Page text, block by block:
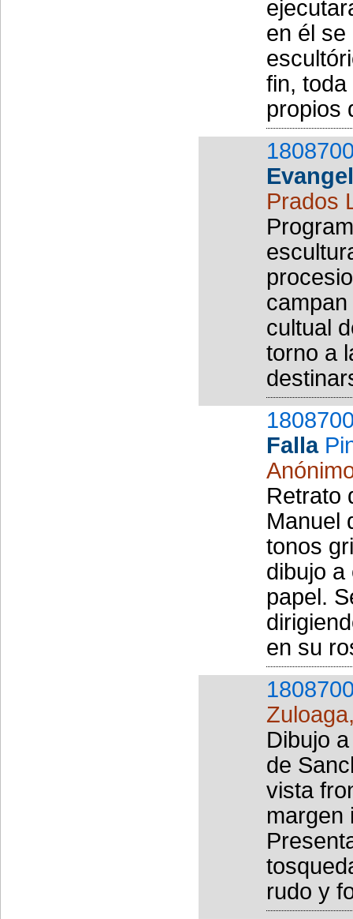
en él
fin,
propios
Prados
cultual
torno a
Falla
Retrato
Manuel
tonos
dibujo a
papel.
en su
Dibujo
de
vista
margen
rudo y